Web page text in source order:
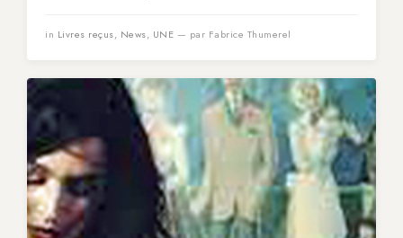
in Livres reçus, News, UNE — par Fabrice Thumerel